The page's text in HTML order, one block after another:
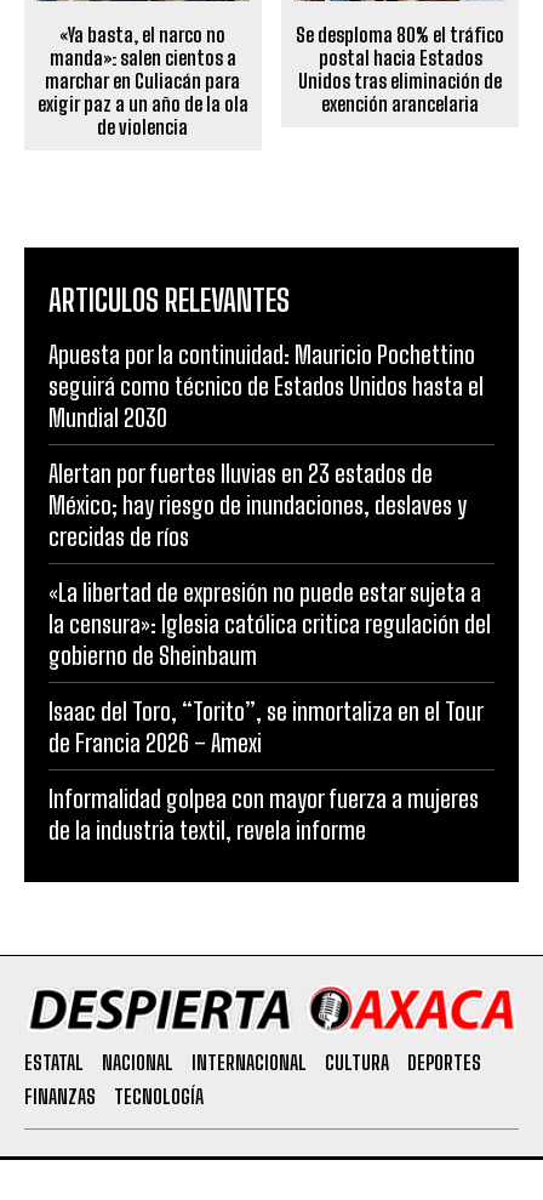
«Ya basta, el narco no
manda»: salen cientos a
marchar en Culiacán para
exigir paz a un año de la ola
de violencia
Se desploma 80% el tráfico
postal hacia Estados
Unidos tras eliminación de
exención arancelaria
ARTICULOS RELEVANTES
Apuesta por la continuidad: Mauricio Pochettino
seguirá como técnico de Estados Unidos hasta el
Mundial 2030
Alertan por fuertes lluvias en 23 estados de
México; hay riesgo de inundaciones, deslaves y
crecidas de ríos
«La libertad de expresión no puede estar sujeta a
la censura»: Iglesia católica critica regulación del
gobierno de Sheinbaum
Isaac del Toro, “Torito”, se inmortaliza en el Tour
de Francia 2026 – Amexi
Informalidad golpea con mayor fuerza a mujeres
de la industria textil, revela informe
ESTATAL NACIONAL INTERNACIONAL CULTURA
DEPORTES
FINANZAS
TECNOLOGÍA